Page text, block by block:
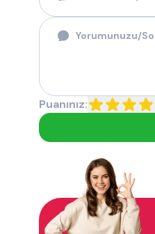
Puanınız: